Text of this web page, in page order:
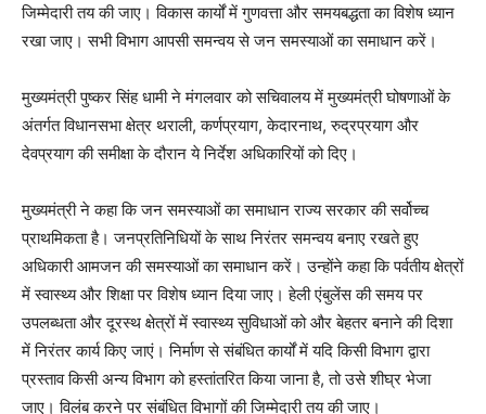
जिम्मेदारी तय की जाए। विकास कार्यों में गुणवत्ता और समयबद्धता का विशेष ध्यान
रखा जाए। सभी विभाग आपसी समन्वय से जन समस्याओं का समाधान करें।
मुख्यमंत्री पुष्कर सिंह धामी ने मंगलवार को सचिवालय में मुख्यमंत्री घोषणाओं के
अंतर्गत विधानसभा क्षेत्र थराली, कर्णप्रयाग, केदारनाथ, रुद्रप्रयाग और
देवप्रयाग की समीक्षा के दौरान ये निर्देश अधिकारियों को दिए।
मुख्यमंत्री ने कहा कि जन समस्याओं का समाधान राज्य सरकार की सर्वोच्च
प्राथमिकता है। जनप्रतिनिधियों के साथ निरंतर समन्वय बनाए रखते हुए
अधिकारी आमजन की समस्याओं का समाधान करें। उन्होंने कहा कि पर्वतीय क्षेत्रों
में स्वास्थ्य और शिक्षा पर विशेष ध्यान दिया जाए। हेली एंबुलेंस की समय पर
उपलब्धता और दूरस्थ क्षेत्रों में स्वास्थ्य सुविधाओं को और बेहतर बनाने की दिशा
में निरंतर कार्य किए जाएं। निर्माण से संबंधित कार्यों में यदि किसी विभाग द्वारा
प्रस्ताव किसी अन्य विभाग को हस्तांतरित किया जाना है, तो उसे शीघ्र भेजा
जाए। विलंब करने पर संबंधित विभागों की जिम्मेदारी तय की जाए।